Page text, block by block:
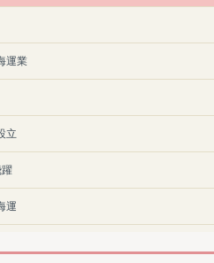
運業
立
運